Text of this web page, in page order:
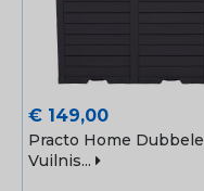
Prijs
€ 149,00
Practo Home Dubbele
Vuilnis...